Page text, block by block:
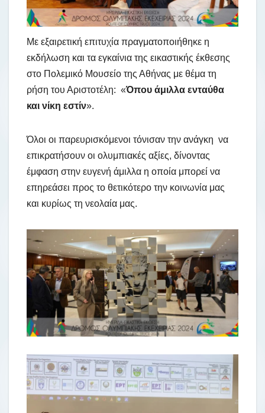
Με εξαιρετική επιτυχία πραγματοποιήθηκε η
εκδήλωση και τα εγκαίνια της εικαστικής έκθεσης
στο Πολεμικό Μουσείο της Αθήνας με θέμα τη
ρήση του Αριστοτέλη: «Όπου άμιλλα ενταύθα
και νίκη εστίν».
Όλοι οι παρευρισκόμενοι τόνισαν την ανάγκη να
επικρατήσουν οι ολυμπιακές αξίες, δίνοντας
έμφαση στην ευγενή άμιλλα η οποία μπορεί να
επηρεάσει προς το θετικότερο την κοινωνία μας
και κυρίως τη νεολαία μας.